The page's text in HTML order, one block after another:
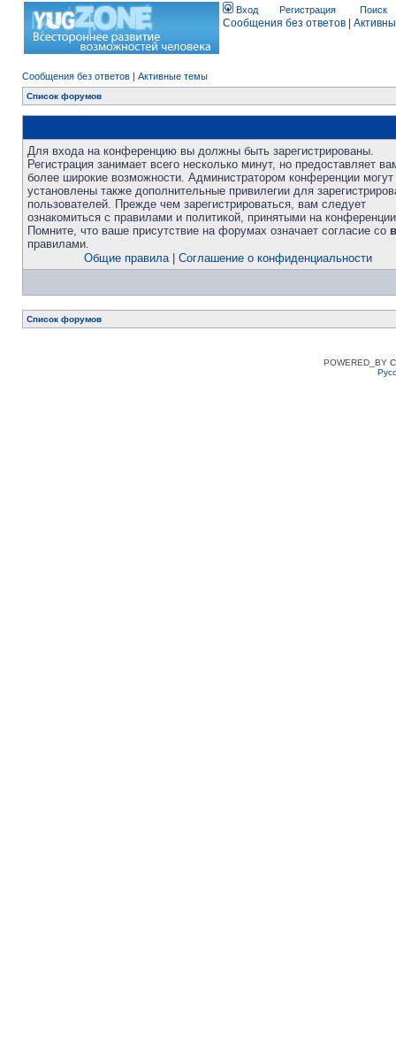
Вход Регистрация Поиск
Сообщения без ответов
Сообщения без ответов | Активные темы
Список форумов
Для входа на конференцию вы должны быть зарегистрированы.
Регистрация занимает всего несколько минут, но предоставляет
более широкие возможности. Администратором конференции
установлены также дополнительные привилегии для
пользователей. Прежде чем зарегистрироваться, вам следует
ознакомиться с правилами и политикой, принятыми на
Помните, что ваше присутствие на форумах означает согласие со
правилами.
Общие правила| Соглашение о конфиденциальности
Список форумов
POWERED_BY